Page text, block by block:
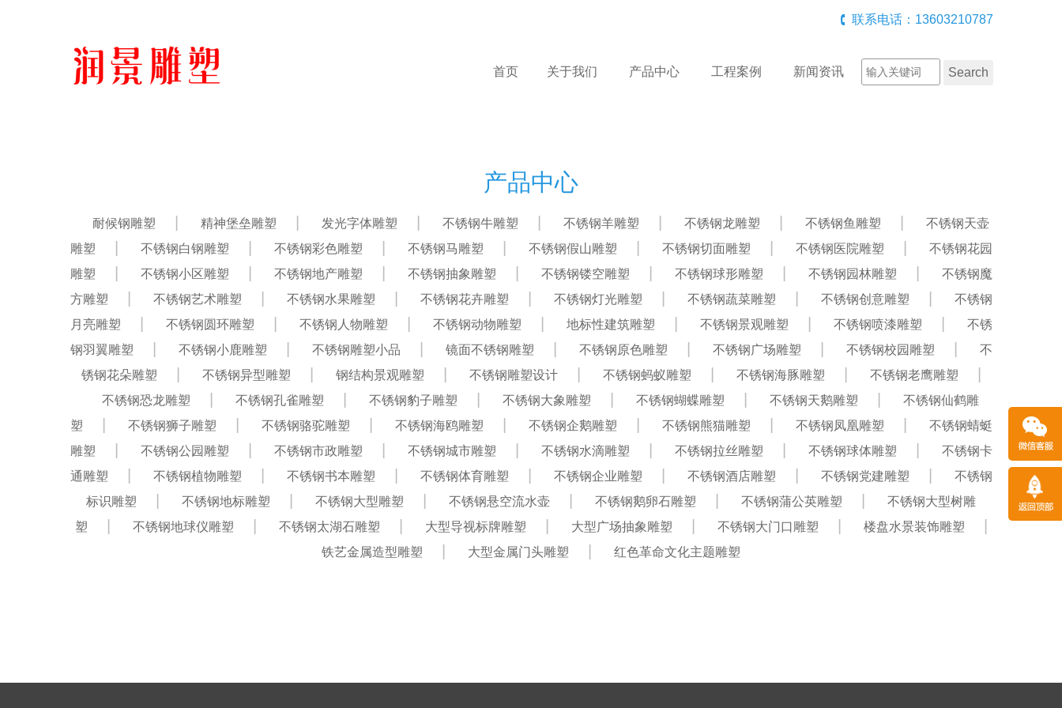
联系电话：13603210787
首页 关于我们 产品中心 工程案例 新闻资讯
产品中心
耐候钢雕塑 精神堡垒雕塑 发光字体雕塑 不锈钢牛雕塑 不锈钢羊雕塑 不锈钢龙雕塑 不锈钢鱼雕塑
不锈钢天壶
雕塑
不锈钢白钢雕塑 不锈钢彩色雕塑 不锈钢马雕塑 不锈钢假山雕塑 不锈钢切面雕塑 不锈钢医院雕塑
不锈钢花园
雕塑
不锈钢小区雕塑 不锈钢地产雕塑 不锈钢抽象雕塑 不锈钢镂空雕塑 不锈钢球形雕塑 不锈钢园林雕塑
不锈钢魔
方雕塑
不锈钢艺术雕塑 不锈钢水果雕塑 不锈钢花卉雕塑 不锈钢灯光雕塑 不锈钢蔬菜雕塑 不锈钢创意雕塑
不锈钢
月亮雕塑
不锈钢圆环雕塑 不锈钢人物雕塑 不锈钢动物雕塑 地标性建筑雕塑 不锈钢景观雕塑 不锈钢喷漆雕塑
不锈
钢羽翼雕塑
不锈钢小鹿雕塑 不锈钢雕塑小品 镜面不锈钢雕塑 不锈钢原色雕塑 不锈钢广场雕塑 不锈钢校园雕塑
不
锈钢花朵雕塑
不锈钢异型雕塑 钢结构景观雕塑 不锈钢雕塑设计 不锈钢蚂蚁雕塑 不锈钢海豚雕塑
不锈钢老鹰雕塑
不锈钢恐龙雕塑
不锈钢孔雀雕塑 不锈钢豹子雕塑 不锈钢大象雕塑 不锈钢蝴蝶雕塑 不锈钢天鹅雕塑
不锈钢仙鹤雕
塑
不锈钢狮子雕塑 不锈钢骆驼雕塑 不锈钢海鸥雕塑 不锈钢企鹅雕塑 不锈钢熊猫雕塑 不锈钢凤凰雕塑
不锈钢蜻蜓
雕塑
不锈钢公园雕塑 不锈钢市政雕塑 不锈钢城市雕塑 不锈钢水滴雕塑 不锈钢拉丝雕塑 不锈钢球体雕塑
不锈钢卡
通雕塑
不锈钢植物雕塑 不锈钢书本雕塑 不锈钢体育雕塑 不锈钢企业雕塑 不锈钢酒店雕塑 不锈钢党建雕塑
不锈钢
标识雕塑
不锈钢地标雕塑 不锈钢大型雕塑 不锈钢悬空流水壶 不锈钢鹅卵石雕塑 不锈钢蒲公英雕塑
不锈钢大型树雕
塑
不锈钢地球仪雕塑 不锈钢太湖石雕塑 大型导视标牌雕塑 大型广场抽象雕塑 不锈钢大门口雕塑
楼盘水景装饰雕塑
铁艺金属造型雕塑
大型金属门头雕塑 红色革命文化主题雕塑